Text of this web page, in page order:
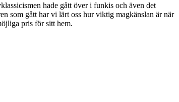
hade gått över i funkis och även det
som gått har vi lärt oss hur viktig magkänslan är när
pris för sitt hem.